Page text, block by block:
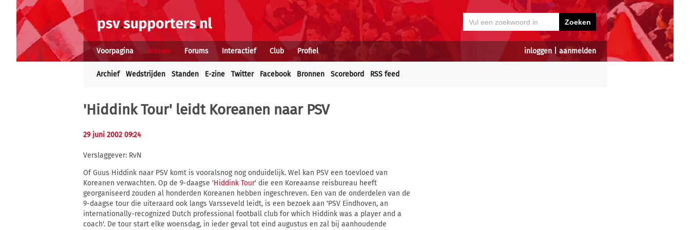
inloggen| aanmelden
Voorpagina Nieuws Forums Interactief Club Profiel
Archief Wedstrijden Standen E-zine Twitter Facebook Bronnen Scorebord RSS feed
'Hiddink Tour' leidt Koreanen naar PSV
29 juni 2002 09:24
Verslaggever: RvN
Of Guus Hiddink naar PSV komt is vooralsnog nog onduidelijk. Wel kan PSV een toevloed van
Koreanen verwachten. Op de 9-daagse 'Hiddink Tour' die een Koreaanse reisbureau heeft
georganiseerd zouden al honderden Koreanen hebben ingeschreven. Een van de onderdelen van de
9-daagse tour die uiteraard ook langs Varsseveld leidt, is een bezoek aan 'PSV Eindhoven, an
internationally-recognized Dutch professional football club for which Hiddink was a player and a
coach'. De tour start elke woensdag, in ieder geval tot eind augustus en zal bij aanhoudende